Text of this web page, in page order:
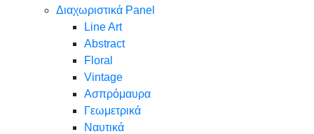
Διαχωριστικά Panel
Line Art
Abstract
Floral
Vintage
Ασπρόμαυρα
Γεωμετρικά
Ναυτικά